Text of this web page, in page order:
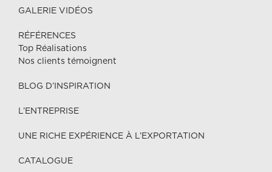
GALERIE VIDÉOS
RÉFÉRENCES
Top Réalisations
Nos clients témoignent
BLOG D’INSPIRATION
L’ENTREPRISE
UNE RICHE EXPÉRIENCE À L’EXPORTATION
CATALOGUE